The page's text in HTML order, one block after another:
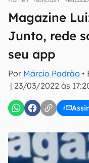
Magazine
Junto, rede
seu app
Por Márcio Padrão •
| 23/03/2022 às
E-mail
Confirmo que li,
Uso e Política de